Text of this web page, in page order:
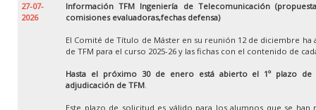
27-07-
2026
Información TFM Ingeniería de Telecomunicación
comisiones evaluadoras,fechas defensa)
El Comité de Título de Máster en su reunión 12 de diciembre
de TFM para el curso 2025-26 y las fichas con el contenido de
Hasta el próximo 30 de enero está abierto el 1º plazo
adjudicación de TFM.
Este plazo de solicitud es válido para los alumnos que se han